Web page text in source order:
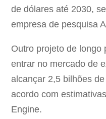
de dólares até 2030,
empresa de pesquisa
Outro projeto de longo
entrar no mercado de
alcançar 2,5 bilhões
acordo com
Engine.